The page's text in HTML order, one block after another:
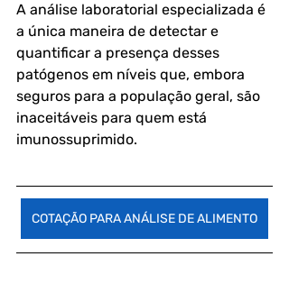
A análise laboratorial especializada é
a única maneira de detectar e
quantificar a presença desses
patógenos em níveis que, embora
seguros para a população geral, são
inaceitáveis para quem está
imunossuprimido.
COTAÇÃO PARA ANÁLISE DE ALIMENTO